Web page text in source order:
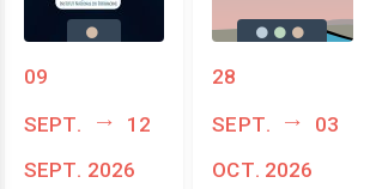
09
sept.
12
sept. 2026
28
sept.
03
oct. 2026